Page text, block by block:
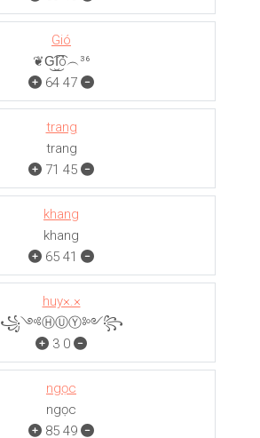
Gió
❦G͜͡I͜͡ó︵³⁶
64 47
trang
trang
71 45
khang
khang
65 41
huy×.×
꧁༺ⒽⓊⓎ༻꧂
3 0
ngọc
ngọc
85 49